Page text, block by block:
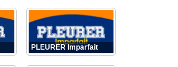
PLEURER Imparfait